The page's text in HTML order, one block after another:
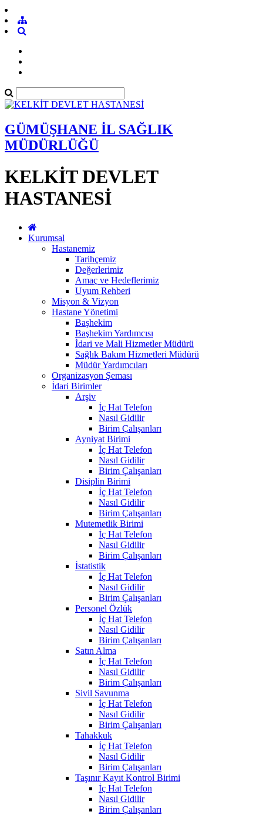
GÜMÜŞHANE İL SAĞLIK
MÜDÜRLÜĞÜ
KELKİT DEVLET
HASTANESİ
Kurumsal
Hastanemiz
Tarihçemiz
Değerlerimiz
Amaç ve Hedeflerimiz
Uyum Rehberi
Misyon & Vizyon
Hastane Yönetimi
Başhekim
Başhekim Yardımcısı
İdari ve Mali Hizmetler Müdürü
Sağlık Bakım Hizmetleri Müdürü
Müdür Yardımcıları
Organizasyon Şeması
İdari Birimler
Arşiv
İç Hat Telefon
Nasıl Gidilir
Birim Çalışanları
Ayniyat Birimi
İç Hat Telefon
Nasıl Gidilir
Birim Çalışanları
Disiplin Birimi
İç Hat Telefon
Nasıl Gidilir
Birim Çalışanları
Mutemetlik Birimi
İç Hat Telefon
Nasıl Gidilir
Birim Çalışanları
İstatistik
İç Hat Telefon
Nasıl Gidilir
Birim Çalışanları
Personel Özlük
İç Hat Telefon
Nasıl Gidilir
Birim Çalışanları
Satın Alma
İç Hat Telefon
Nasıl Gidilir
Birim Çalışanları
Sivil Savunma
İç Hat Telefon
Nasıl Gidilir
Birim Çalışanları
Tahakkuk
İç Hat Telefon
Nasıl Gidilir
Birim Çalışanları
Taşınır Kayıt Kontrol Birimi
İç Hat Telefon
Nasıl Gidilir
Birim Çalışanları